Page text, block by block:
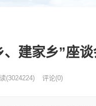
建家乡”座
(3024224) 评论(0)